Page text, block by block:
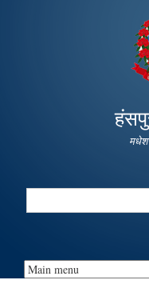
main
मधेश
Search